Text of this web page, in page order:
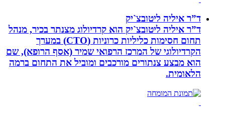
ד”ר איליה ליטובצ`יק
ד”ר איליה ליטובצ`יק הוא קרדיולוג מצנתר בכיר, מנהל
תחום חסימות כליליות כרוניות (CTO) במערך
הקרדיולוגי של המרכז הרפואי שמיר (אסף הרופא), שם
הוא מבצע צנתורים מורכבים ומוביל את התחום ברמה
הלאומית.